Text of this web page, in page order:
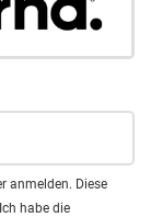
anmelden. Diese
habe die